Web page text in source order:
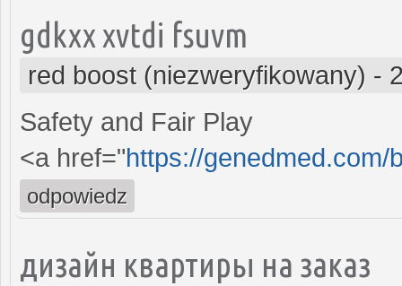
gdkxx xvtdi fsuvm
red boost (niezweryfikowany) -
Safety and Fair Play
<a href="https://genedmed.com/
odpowiedz
дизайн квартиры на заказ